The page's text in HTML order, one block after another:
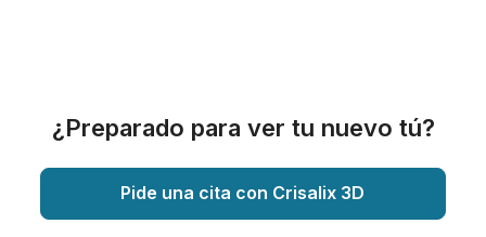
¿Preparado para ver tu nuevo tú?
Pide una cita con Crisalix 3D